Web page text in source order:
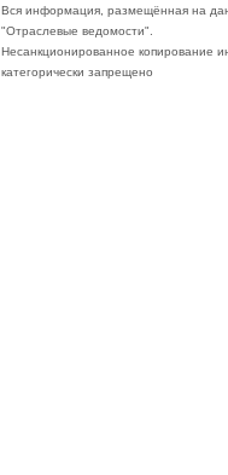
Вся информация, размещённая на
"Отраслевые ведомости".
Несанкционированное копирование
категорически запрещено